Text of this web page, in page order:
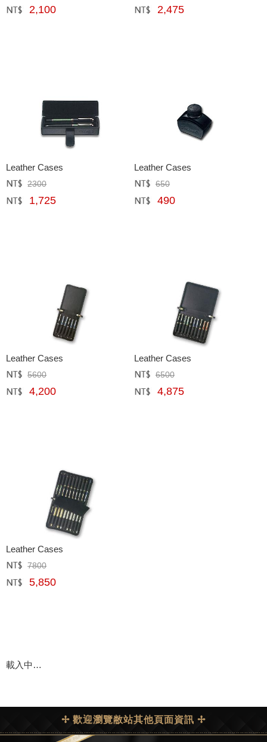
網購﹕ 2,100 網購﹕ 2,475
Leather Cases
定價﹕2300
網購﹕ 1,725
Leather Cases
定價﹕ 650
網購﹕ 490
Leather Cases
定價﹕5600
網購﹕ 4,200
Leather Cases
定價﹕ 6500
網購﹕ 4,875
Leather Cases
定價﹕7800
網購﹕ 5,850
載入中…
✢ 歡迎瀏覽敝站其他頁面資訊 ✢